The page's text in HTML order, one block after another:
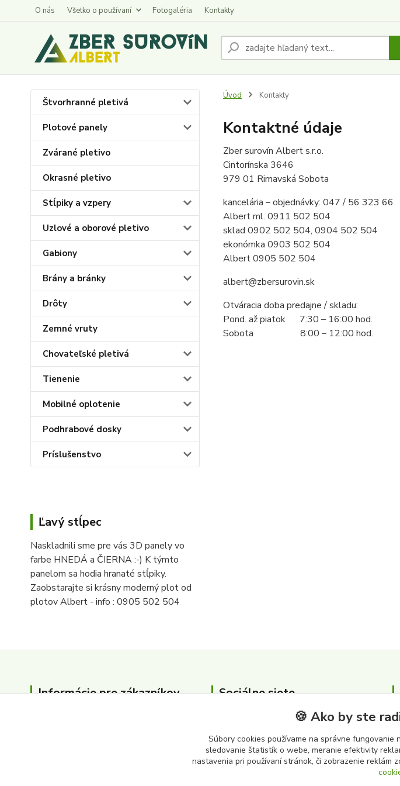
O nás Všetko o používaní Fotogaléria Kontakty
Štvorhranné pletivá
Plotové panely
Zvárané pletivo
Okrasné pletivo
Stĺpiky a vzpery
Uzlové a oborové pletivo
Gabiony
Brány a bránky
Drôty
Zemné vruty
Chovateľské pletivá
Tienenie
Mobilné oplotenie
Podhrabové dosky
Príslušenstvo
Ľavý stĺpec
Naskladnili sme pre vás 3D panely vo
farbe HNEDÁ a ČIERNA :-) K týmto
panelom sa hodia hranaté stĺpiky.
Zaobstarajte si krásny moderný plot od
plotov Albert - info : 0905 502 504
Úvod Kontakty
Kontaktné údaje
Zber surovín Albert s.r.o.
Cintorínska 3646
979 01 Rimavská Sobota
kancelária – objednávky: 047 / 56 323 66
Albert ml. 0911 502 504
sklad 0902 502 504, 0904 502 504
ekonómka 0903 502 504
Albert 0905 502 504
albert@zbersurovin.sk
Otváracia doba predajne / skladu:
Pond. až piatok 7:30 – 16:00 hod.
Sobota 8:00 – 12:00 hod.
Informácie pre zákazníkov Sociálne siete
🍪 Ako by ste
Súbory cookies používame na správne
sledovanie štatistík o webe, meranie efektivity
nastavenia pri používaní stránok, či zobrazenie reklám